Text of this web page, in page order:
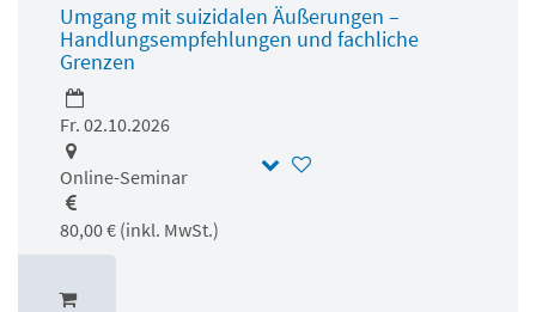
Umgang mit suizidalen Äußerungen –
Handlungsempfehlungen und fachliche
Grenzen
Fr. 02.10.2026
Online-Seminar
80,00 € (inkl. MwSt.)